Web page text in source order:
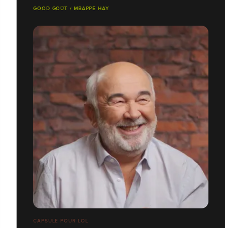
GOOD GOÛT / MBAPPÉ HAY
CAPSULE POUR LOL